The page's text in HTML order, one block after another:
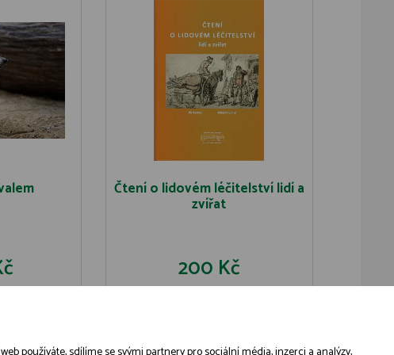
Čtení o lidovém léčitelství lidí a
zvířat
200 Kč